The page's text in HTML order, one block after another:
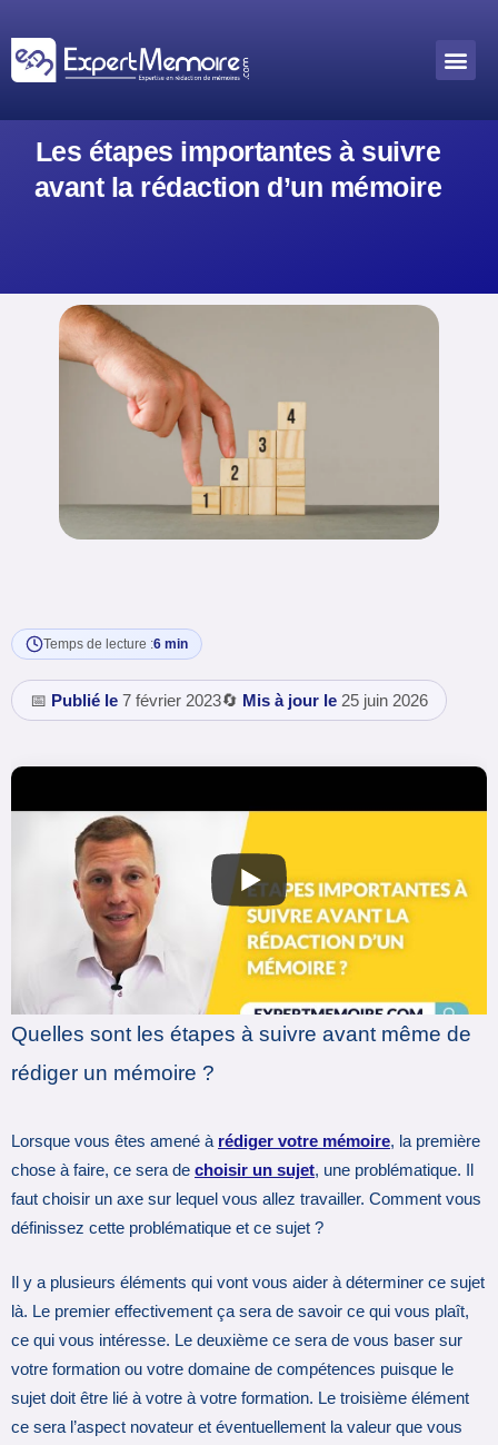
au
contenu
Les étapes importantes à suivre
avant la rédaction d’un mémoire
Temps de lecture :6 min
📅 Publié le 7 février 2023🔄 Mis à jour le 25 juin 2026
Quelles sont les étapes à suivre avant même de
rédiger un mémoire ?
Lorsque vous êtes amené à rédiger votre mémoire, la première
chose à faire, ce sera de choisir un sujet, une problématique. Il
faut choisir un axe sur lequel vous allez travailler. Comment vous
définissez cette problématique et ce sujet ?
Il y a plusieurs éléments qui vont vous aider à déterminer ce sujet
là. Le premier effectivement ça sera de savoir ce qui vous plaît,
ce qui vous intéresse. Le deuxième ce sera de vous baser sur
votre formation ou votre domaine de compétences puisque le
sujet doit être lié à votre à votre formation. Le troisième élément
ce sera l’aspect novateur et éventuellement la valeur que vous